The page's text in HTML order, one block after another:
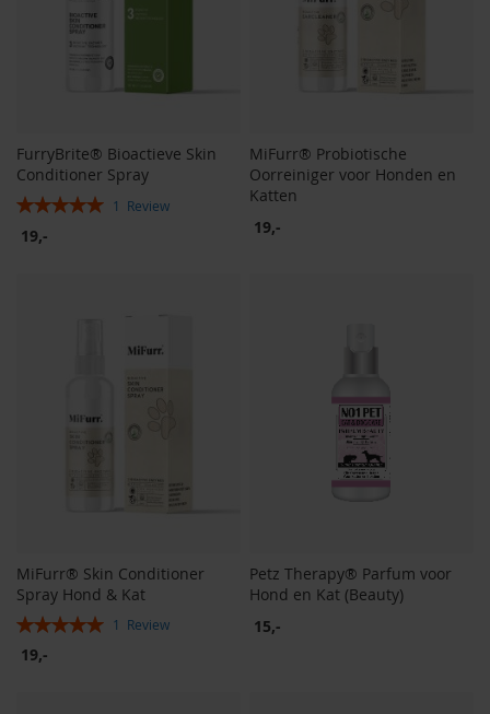
FurryBrite® Bioactieve Skin
Conditioner Spray
Rating:
1 Review
19,-
MiFurr® Probiotische
Oorreiniger voor Honden en
Katten
19,-
MiFurr® Skin Conditioner
Spray Hond & Kat
Rating:
1 Review
19,-
Petz Therapy® Parfum voor
Hond en Kat (Beauty)
15,-